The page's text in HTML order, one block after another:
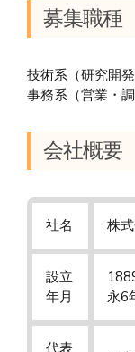
募集職種
技術系（研究開
事務系（営業・
会社概要
社名 株
設立
年月
永6